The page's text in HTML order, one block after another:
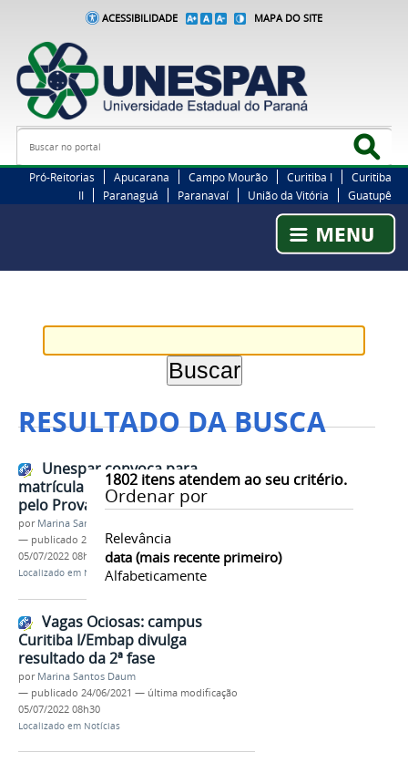
ACESSIBILIDADE MAPA DO SITE
Busca
Pró-Reitorias Apucarana Campo Mourão Curitiba I
Curitiba
II
Paranaguá Paranavaí União da Vitória Guatupê
RESULTADO DA BUSCA
1802itens atendem ao seu critério.
Ordenar por
Relevância
data (mais recente primeiro)
Alfabeticamente
Unespar convoca para
matrícula candidatos aprovados
pelo Provar 2021-02
por Marina Santos Daum
— publicado 24/06/2021—última modificação
05/07/2022 08h30
Localizado em Notícias
Vagas Ociosas: campus
Curitiba I/Embap divulga
resultado da 2ª fase
por Marina Santos Daum
— publicado 24/06/2021 — última modificação
05/07/2022 08h30
Localizado em Notícias